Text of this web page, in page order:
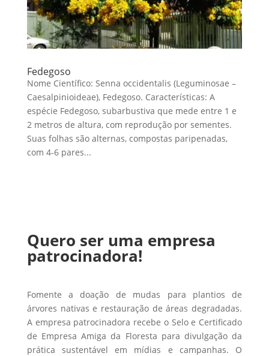
Fedegoso
Nome Científico: Senna occidentalis (Leguminosae –
Caesalpinioideae), Fedegoso. Características: A
espécie Fedegoso, subarbustiva que mede entre 1 e
2 metros de altura, com reprodução por sementes.
Suas folhas são alternas, compostas paripenadas,
com 4-6 pares...
Quero ser uma empresa
patrocinadora!
Fomente a doação de mudas para plantios de
árvores nativas e restauração de áreas degradadas.
A empresa patrocinadora recebe o Selo e Certificado
de Empresa Amiga da Floresta para divulgação da
prática sustentável em mídias e campanhas. O